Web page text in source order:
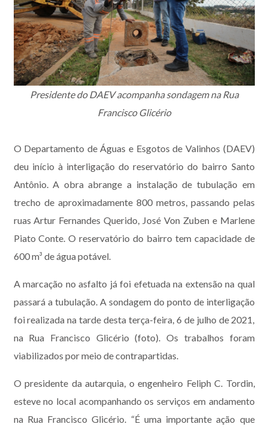
Presidente do DAEV acompanha sondagem na Rua
Francisco Glicério
O Departamento de Águas e Esgotos de Valinhos (DAEV)
deu início à interligação do reservatório do bairro Santo
Antônio. A obra abrange a instalação de tubulação em
trecho de aproximadamente 800 metros, passando pelas
ruas Artur Fernandes Querido, José Von Zuben e Marlene
Piato Conte. O reservatório do bairro tem capacidade de
600 m³ de água potável.
A marcação no asfalto já foi efetuada na extensão na qual
passará a tubulação. A sondagem do ponto de interligação
foi realizada na tarde desta terça-feira, 6 de julho de 2021,
na Rua Francisco Glicério (foto). Os trabalhos foram
viabilizados por meio de contrapartidas.
O presidente da autarquia, o engenheiro Feliph C. Tordin,
esteve no local acompanhando os serviços em andamento
na Rua Francisco Glicério. “É uma importante ação que